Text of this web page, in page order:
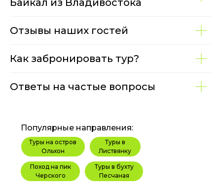
Байкал из Владивостока
Отзывы наших гостей
Как забронировать тур?
Ответы на частые вопросы
Туры на остров
Ольхон
Туры в
Листвянку
Поход на пик
Черского
Туры в бухту
Песчаная
Популярные направления: